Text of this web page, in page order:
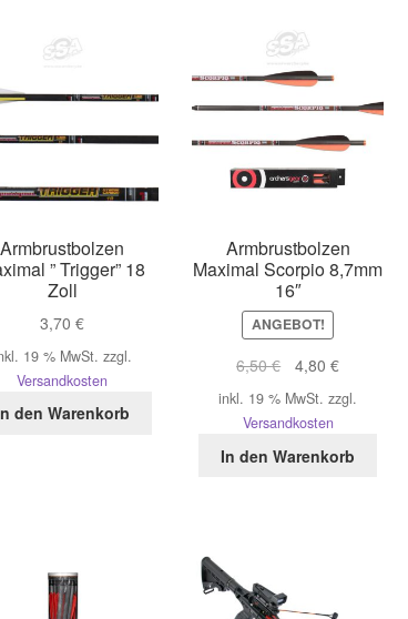
Armbrustbolzen
” Trigger” 18
Zoll
3,70€
19 % MwSt. zzgl.
Versandkosten
den Warenkorb
Armbrustbolzen
Maximal Scorpio 8,7mm
16″
ANGEBOT!
6,50€
Ursprünglicher
Preis
war:
4,80 €Aktueller
Preis
ist:
inkl. 19 % MwSt. zzgl.
Versandkosten
In den Warenkorb